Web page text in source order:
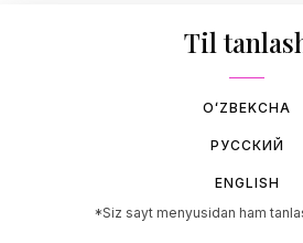
скрытую силу, выцветший
трамплином для
Til
OʻZBEKCHA
РУССКИЙ
ENGLISH
*Siz sayt menyusidan ham